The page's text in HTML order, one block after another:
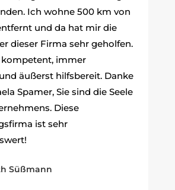
Ich wohne 500 km von
und da hat mir die
dieser Firma sehr geholfen.
kompetent, immer
äußerst hilfsbereit. Danke
Spamer, Sie sind die Seele
Diese
ist sehr
Süßmann